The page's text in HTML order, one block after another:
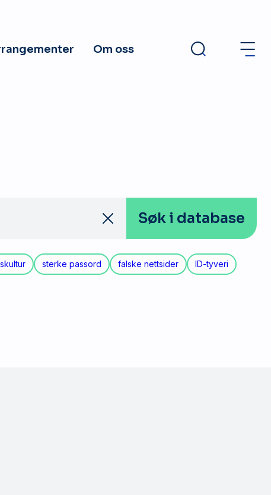
Om oss
Søk i database
sterke passord falske nettsider ID-tyveri